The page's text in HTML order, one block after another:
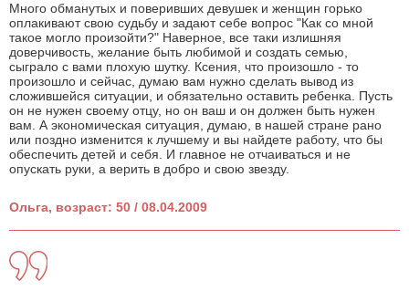
Много обманутых и поверивших девушек и женщин горько
оплакивают свою судьбу и задают себе вопрос "Как со мной
такое могло произойти?" Наверное, все таки излишняя
доверчивость, желание быть любимой и создать семью,
сыграло с вами плохую шутку. Ксения, что произошло - то
произошло и сейчас, думаю вам нужно сделать вывод из
сложившейся ситуации, и обязательно оставить ребенка. Пусть
он не нужен своему отцу, но он ваш и он должен быть нужен
вам. А экономическая ситуация, думаю, в нашей стране рано
или поздно изменится к лучшему и вы найдете работу, что бы
обеспечить детей и себя. И главное не отчаиваться и не
опускать руки, а верить в добро и свою звезду.
Ольга, возраст: 50 / 08.04.2009